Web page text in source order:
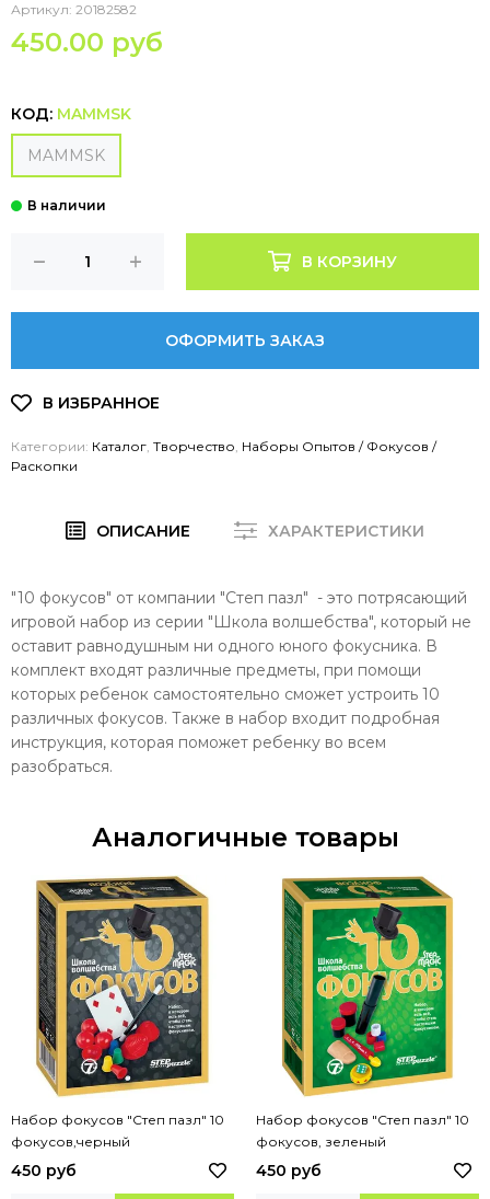
Артикул: 20182582
450.00 руб
КОД: MAMMSK
MAMMSK
В КОРЗИНУ
ОФОРМИТЬ ЗАКАЗ
Категории: Каталог Творчество Наборы Опытов / Фокусов /
Раскопки
ОПИСАНИЕ ХАРАКТЕРИСТИКИ
"10 фокусов" от компании "Степ пазл" - это потрясающий
игровой набор из серии "Школа волшебства", который не
оставит равнодушным ни одного юного фокусника. В
комплект входят различные предметы, при помощи
которых ребенок самостоятельно сможет устроить 10
различных фокусов. Также в набор входит подробная
инструкция, которая поможет ребенку во всем
разобраться.
Аналогичные товары
Набор фокусов "Степ пазл" 10
фокусов,черный
450 руб
Набор фокусов "Степ пазл" 10
фокусов, зеленый
450 руб